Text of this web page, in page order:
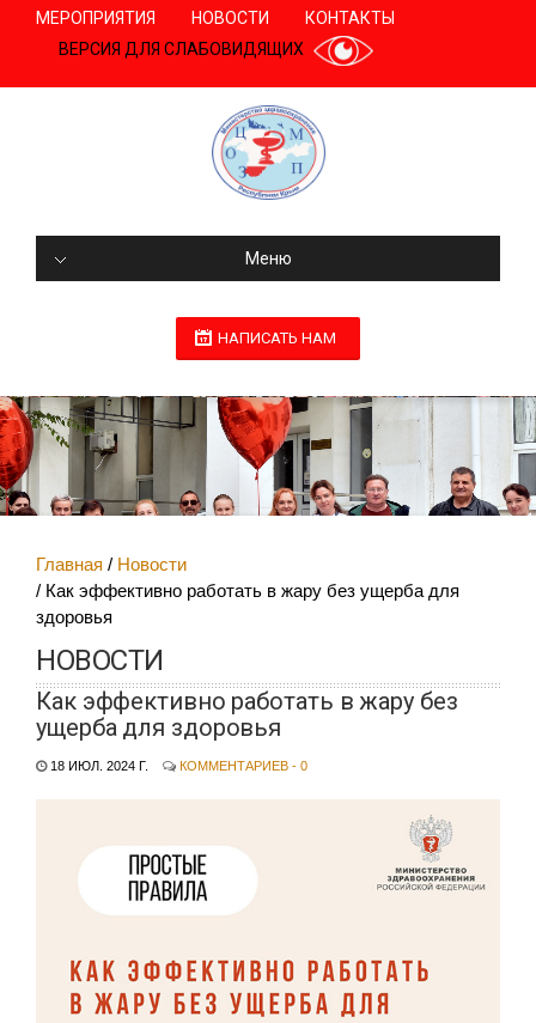
МЕРОПРИЯТИЯ НОВОСТИ
КОНТАКТЫ
ВЕРСИЯ ДЛЯ СЛАБОВИДЯЩИХ
Меню
НАПИСАТЬ НАМ
Главная
Новости
Как эффективно работать в жару без ущерба для
здоровья
НОВОСТИ
Как эффективно работать в жару без
ущерба для здоровья
18 ИЮЛ. 2024 Г. КОММЕНТАРИЕВ - 0